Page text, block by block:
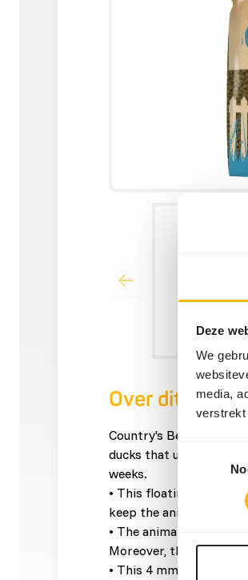
Deze
We
media,
verstrekt
Over dit
Country's Best
ducks that usually live
weeks.
• This floating feed
keep the animals in
• The animal protein
Moreover, the feed also
• This 4 mm pellet has